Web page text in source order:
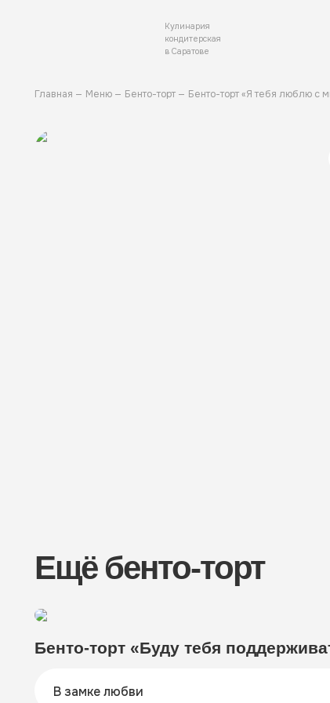
Кулинария
кондитерская
в Саратове
Главная Меню Бенто-торт Бенто-торт «Я тебя люблю с
Ещё бенто-торт
Бенто-торт «Буду тебя